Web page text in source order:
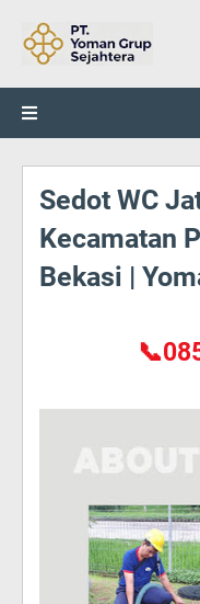
Sedot WC
Kecamatan
Bekasi |